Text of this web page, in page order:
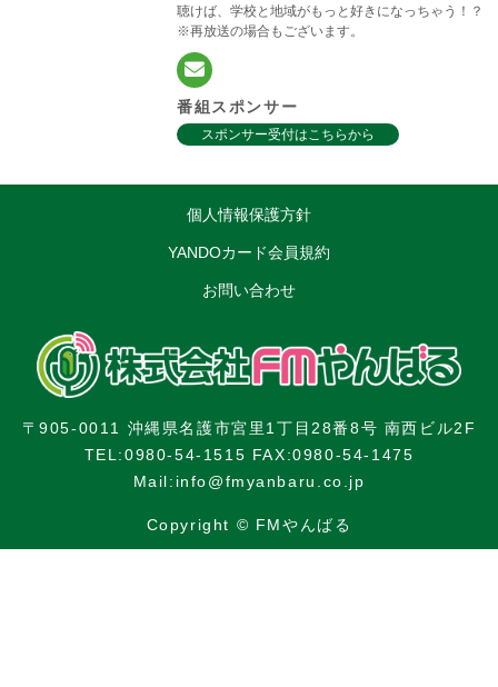
聴けば、学校と地域がもっと好きになっちゃう！？
※再放送の場合もございます。
番組スポンサー
スポンサー受付はこちらから
個人情報保護方針
YANDOカード会員規約
お問い合わせ
〒905-0011 沖縄県名護市宮里1丁目28番8号 南西ビル2F
TEL:0980-54-1515 FAX:0980-54-1475
Mail:info@fmyanbaru.co.jp
Copyright © FMやんばる